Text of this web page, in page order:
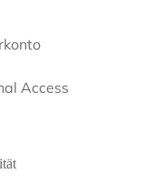
Access